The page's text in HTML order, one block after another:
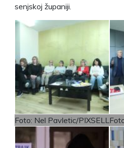
senjskoj županiji.
Foto: Nel Pavletic/PIXSELL